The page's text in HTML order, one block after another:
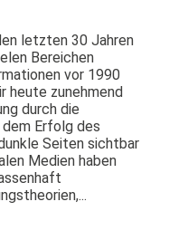
letzten 30 Jahren
Bereichen
vor 1990
heute zunehmend
durch die
Erfolg des
Seiten sichtbar
Medien haben